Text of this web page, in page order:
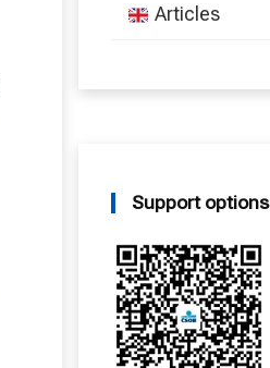
Articles
Support options